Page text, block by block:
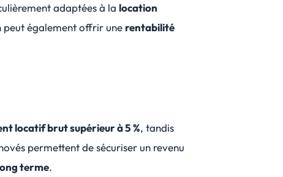
adaptées à la location
peut également offrir une rentabilité
locatif brut supérieur à 5 %, tandis
permettent de sécuriser un revenu
terme.